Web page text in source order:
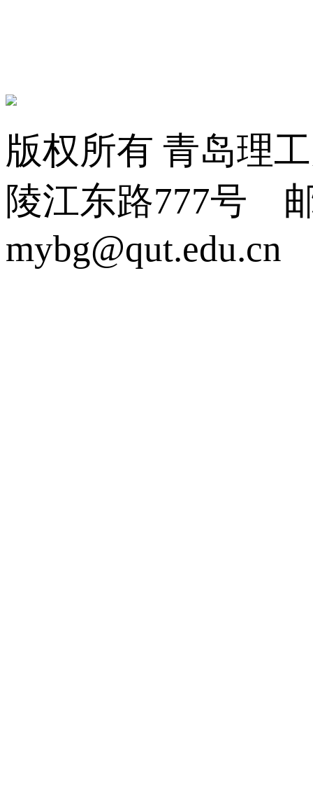
版权所有 青岛理
陵江东路777号
mybg@qut.edu.cn